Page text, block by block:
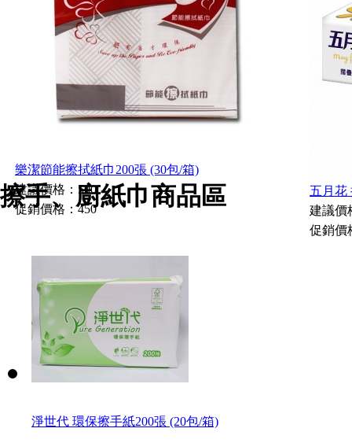
樂潔節能擦拭紙巾200張 (30包/箱)
建議價格：500
促銷價格：450
五月花
建議價
促銷價
擦手、廚紙巾商品區
淨世代 環保擦手紙200張 (20包/箱)